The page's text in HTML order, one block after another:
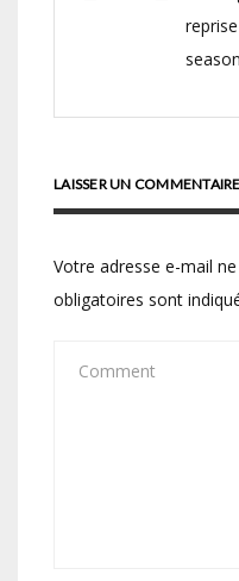
LAISSER UN COMMENTAIRE
Votre adresse e-mail
obligatoires sont